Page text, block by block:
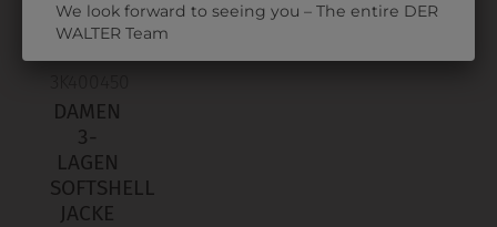
DAMEN
3-
LAGEN
SOFTSHELL
JACKE
We look forward to seeing you – The entire DER
WALTER Team